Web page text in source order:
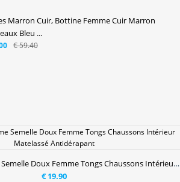
Marron Cuir, Bottine Femme Cuir Marron
Bleu ...
€ 59.40
Chaussons Homme Semelle Doux Femme Tongs Chaussons Intérieur Matelassé Antidérapant
€ 19.90